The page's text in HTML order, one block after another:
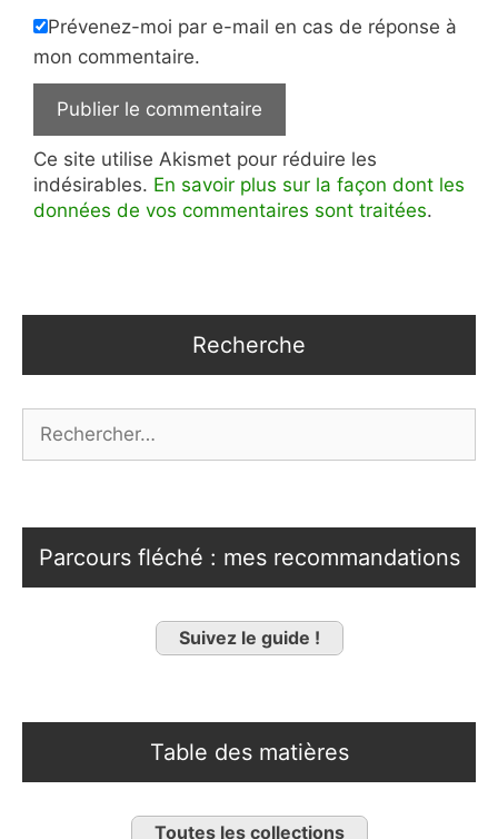
Prévenez-moi par e-mail en cas de réponse à
mon commentaire.
Ce site utilise Akismet pour réduire les
indésirables. En savoir plus sur la façon dont les
données de vos commentaires sont traitées.
Recherche
Parcours fléché : mes recommandations
Suivez le guide !
Table des matières
Toutes les collections